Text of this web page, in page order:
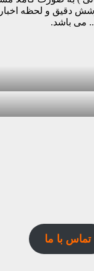
دقیق و لحظه
می باشد.
تماس با ما